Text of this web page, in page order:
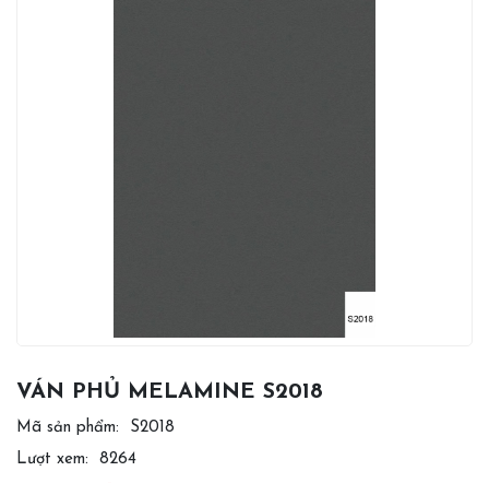
VÁN PHỦ MELAMINE S2018
Mã sản phẩm:
S2018
Lượt xem:
8264